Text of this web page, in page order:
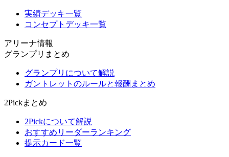
実績デッキ一覧
コンセプトデッキ一覧
アリーナ情報
グランプリまとめ
グランプリについて解説
ガントレットのルールと報酬まとめ
2Pickまとめ
2Pickについて解説
おすすめリーダーランキング
提示カード一覧